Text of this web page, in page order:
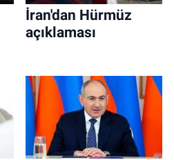
İran'dan Hürmüz
açıklaması